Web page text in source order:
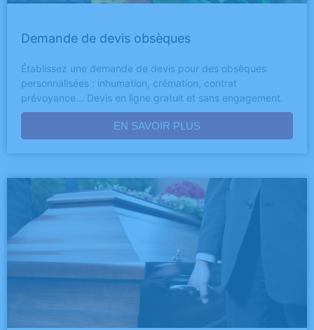
Demande de devis obsèques
Établissez une demande de devis pour des obsèques
personnalisées : inhumation, crémation, contrat
prévoyance… Devis en ligne gratuit et sans engagement.
EN SAVOIR PLUS